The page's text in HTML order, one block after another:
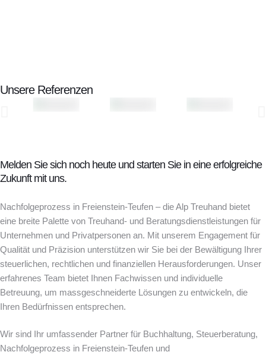
Unsere Referenzen
Melden Sie sich noch heute und starten Sie in eine erfolgreiche
Zukunft mit uns.
Nachfolgeprozess in Freienstein-Teufen – die Alp Treuhand bietet
eine breite Palette von Treuhand- und Beratungsdienstleistungen für
Unternehmen und Privatpersonen an. Mit unserem Engagement für
Qualität und Präzision unterstützen wir Sie bei der Bewältigung Ihrer
steuerlichen, rechtlichen und finanziellen Herausforderungen. Unser
erfahrenes Team bietet Ihnen Fachwissen und individuelle
Betreuung, um massgeschneiderte Lösungen zu entwickeln, die
Ihren Bedürfnissen entsprechen.
Wir sind Ihr umfassender Partner für Buchhaltung, Steuerberatung,
Nachfolgeprozess in Freienstein-Teufen und